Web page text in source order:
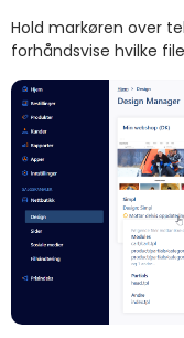
Hold markøren over
forhåndsvise hvilke